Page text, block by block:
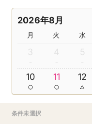
2026年8月
月 火 水
3 4 5
10 11 12
条件未選択